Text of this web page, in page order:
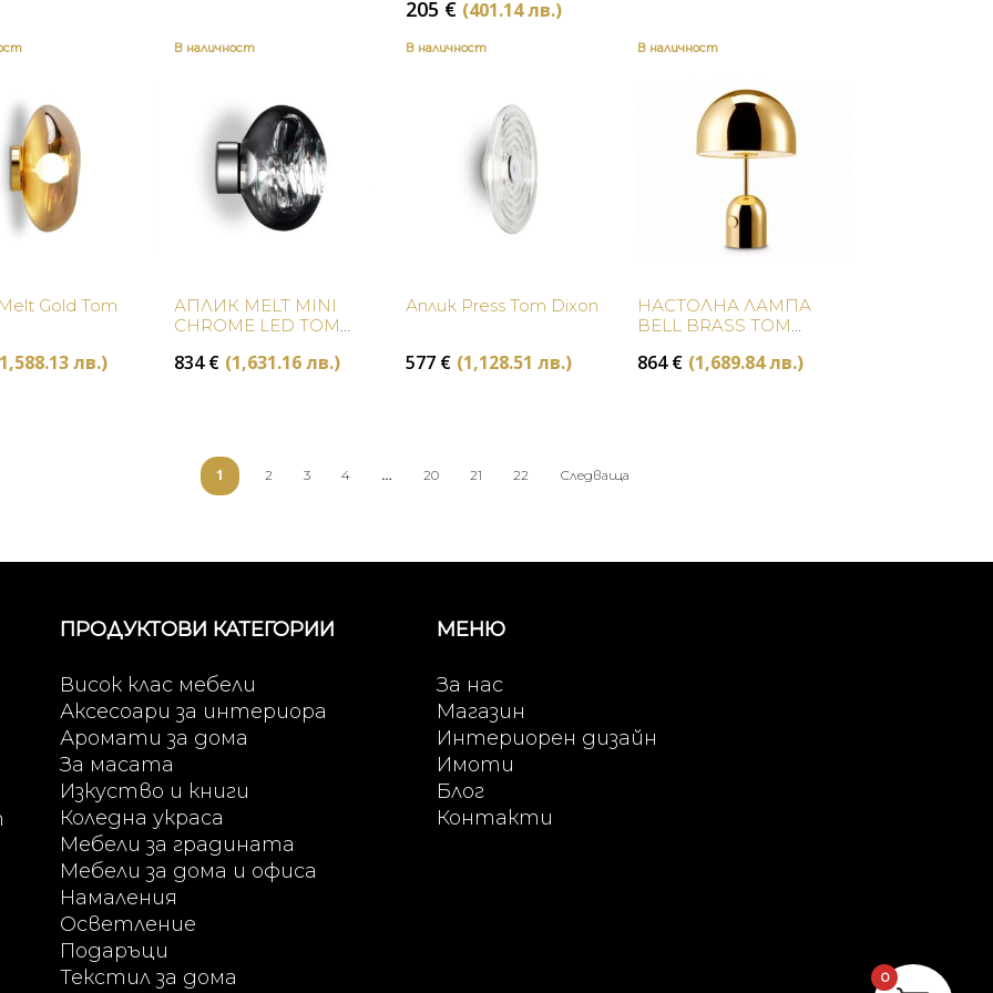
205 € (401.14 лв.)Текущата
Купи
Gold Tom
лв.)
В наличност
Купи
АПЛИК MELT MINI
CHROME LED TOM
834€ (1,631.16 лв.)
В наличност
Купи
Аплик Press Tom Dixon
577 € (1,128.51 лв.)
В наличност
Купи
НАСТОЛНА ЛАМПА
BELL BRASS TOM
864€ (1,689.84 лв.)
1 2 3 4 … 20 21 22 Следваща
ПРОДУКТОВИ КАТЕГОРИИ
Висок клас мебели
Аксесоари за интериора
Аромати за дома
За масата
Изкуство и книги
Коледна украса
Мебели за градината
Мебели за дома и офиса
Намаления
Осветление
Подаръци
Текстил за дома
МЕНЮ
За нас
Магазин
Интериорен дизайн
Имоти
Блог
Контакти
0